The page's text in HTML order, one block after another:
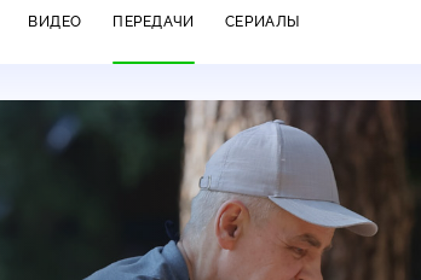
ВИДЕО ПЕРЕДАЧИ СЕРИАЛЫ